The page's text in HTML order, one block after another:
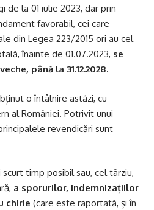
de la 01 iulie 2023, dar prin
favorabil, cei care
din Legea 223/2015 ori au cel
înainte de 01.07.2023, se
până la 31.12.2028.
o întâlnire astăzi, cu
al României. Potrivit unui
revendicări sunt
scurt timp posibil sau, cel târziu,
a sporurilor, indemnizațiilor
chirie (care este raportată, și în